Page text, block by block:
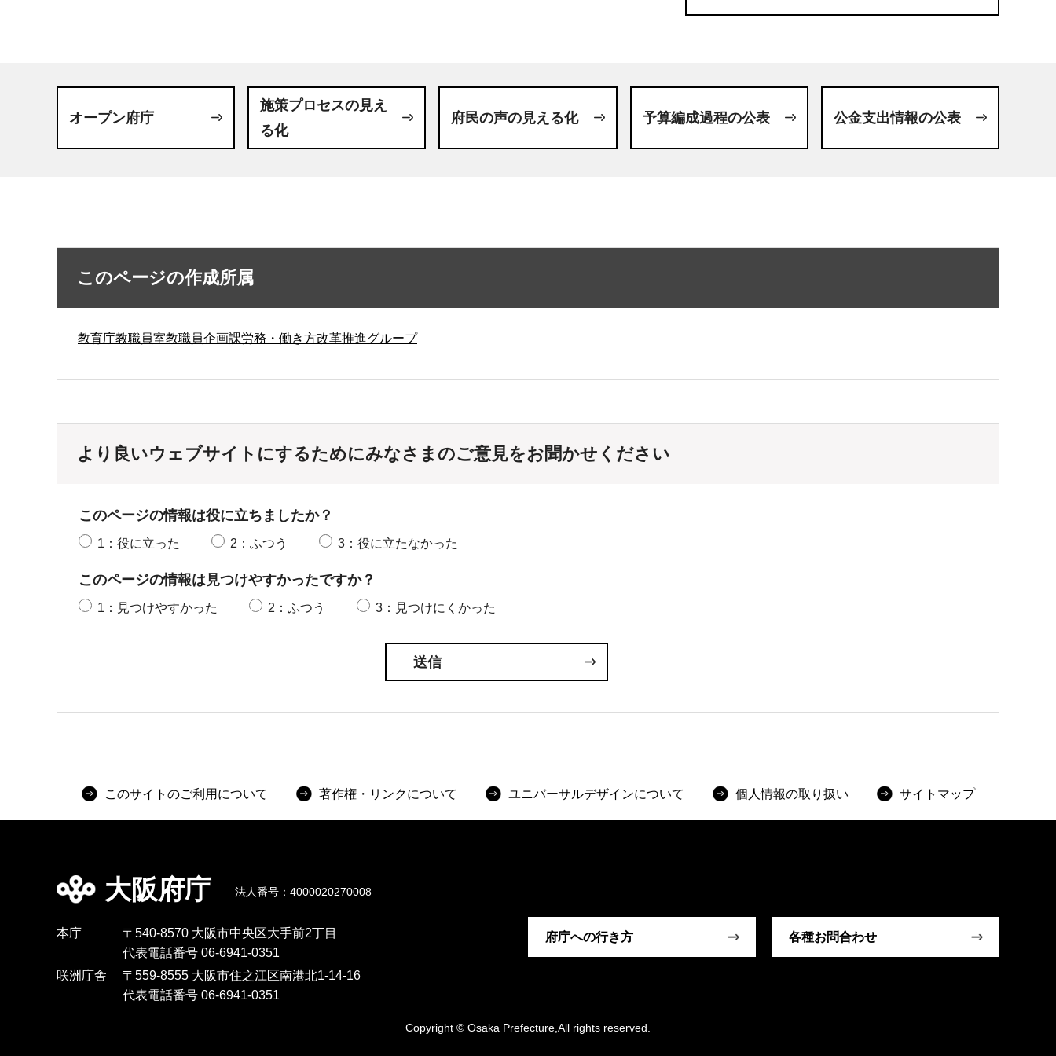
オープン府庁
施策プロセスの見え
る化
府民の声の見える化 予算編成過程の公表 公金支出情報の公表
このページの作成所属
教育庁教職員室教職員企画課労務・働き方改革推進グループ
より良いウェブサイトにするためにみなさまのご意見をお聞かせください
このページの情報は役に立ちましたか？
1：役に立った 2：ふつう 3：役に立たなかった
このページの情報は見つけやすかったですか？
1：見つけやすかった 2：ふつう 3：見つけにくかった
このサイトのご利用について 著作権・リンクについて ユニバーサルデザインについて 個人情報の取り扱い サイトマップ
大阪府庁 法人番号：4000020270008
本庁
〒540-8570 大阪市中央区大手前2丁目
代表電話番号 06-6941-0351
咲洲庁舎
〒559-8555 大阪市住之江区南港北1-14-16
代表電話番号 06-6941-0351
府庁への行き方 各種お問合わせ
Copyright © Osaka Prefecture,All rights reserved.